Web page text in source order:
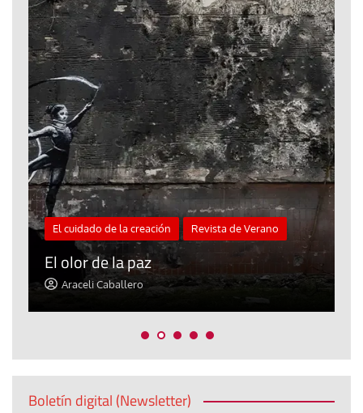
El cuidado de la creación Revista de Verano
El olor de la paz
Araceli Caballero
Boletín digital (Newsletter)